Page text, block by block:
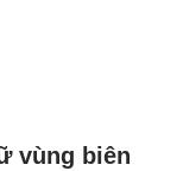
vùng biên